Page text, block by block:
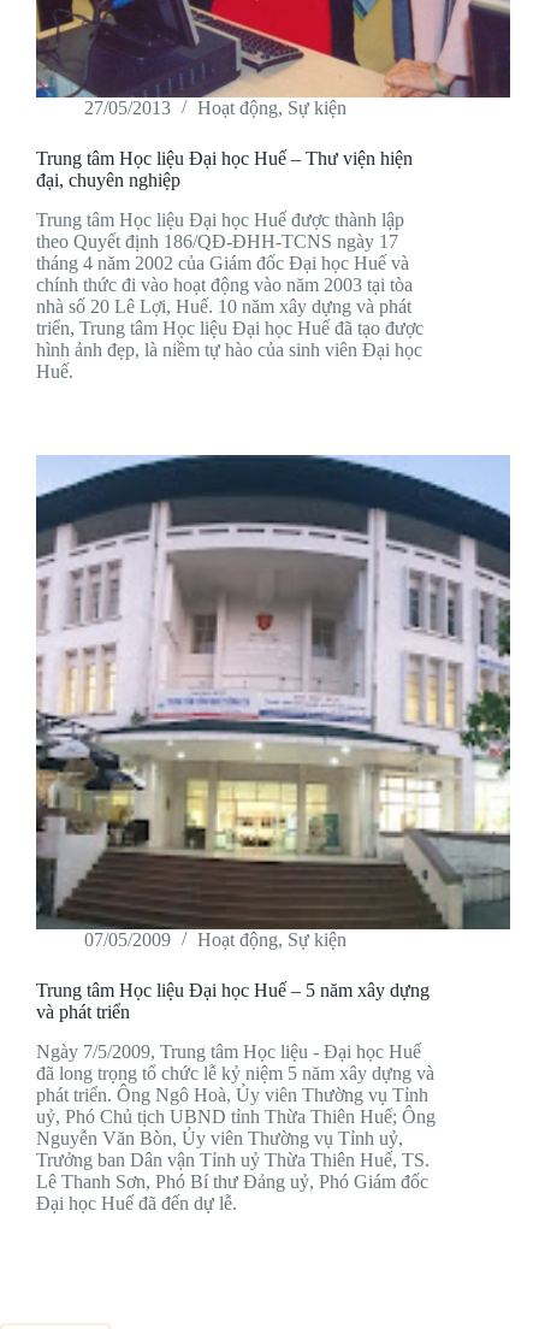
27/05/2013 Hoạt động, Sự kiện
Trung tâm Học liệu Đại học Huế – Thư viện hiện
đại, chuyên nghiệp
Trung tâm Học liệu Đại học Huế được thành lập
theo Quyết định 186/QĐ-ĐHH-TCNS ngày 17
tháng 4 năm 2002 của Giám đốc Đại học Huế và
chính thức đi vào hoạt động vào năm 2003 tại tòa
nhà số 20 Lê Lợi, Huế. 10 năm xây dựng và phát
triển, Trung tâm Học liệu Đại học Huế đã tạo được
hình ảnh đẹp, là niềm tự hào của sinh viên Đại học
Huế.
07/05/2009 Hoạt động, Sự kiện
Trung tâm Học liệu Đại học Huế – 5 năm xây dựng
và phát triển
Ngày 7/5/2009, Trung tâm Học liệu - Đại học Huế
đã long trọng tổ chức lễ kỷ niệm 5 năm xây dựng và
phát triển. Ông Ngô Hoà, Ủy viên Thường vụ Tỉnh
uỷ, Phó Chủ tịch UBND tỉnh Thừa Thiên Huế; Ông
Nguyễn Văn Bòn, Ủy viên Thường vụ Tỉnh uỷ,
Trưởng ban Dân vận Tỉnh uỷ Thừa Thiên Huế, TS.
Lê Thanh Sơn, Phó Bí thư Đảng uỷ, Phó Giám đốc
Đại học Huế đã đến dự lễ.